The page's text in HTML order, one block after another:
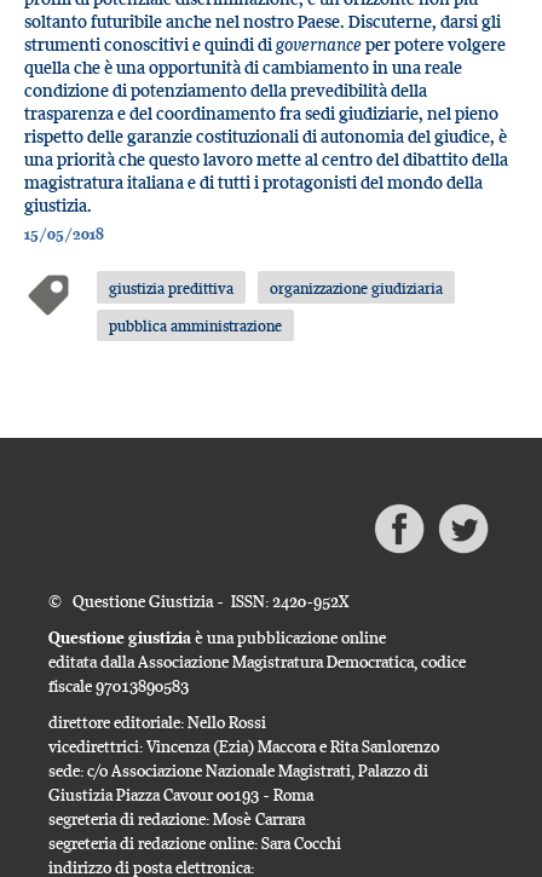
soltanto futuribile anche nel nostro Paese. Discuterne, darsi gli
strumenti conoscitivi e quindi digovernanceper potere volgere
quella che è una opportunità di cambiamento in una reale
condizione di potenziamento della prevedibilità della
trasparenza e del coordinamento fra sedi giudiziarie, nel pieno
rispetto delle garanzie costituzionali di autonomia del giudice, è
una priorità che questo lavoro mette al centro del dibattito della
magistratura italiana e di tutti i protagonisti del mondo della
giustizia.
15/05/2018
giustizia predittiva
organizzazione giudiziaria
pubblica amministrazione
© Questione Giustizia - ISSN: 2420-952X
Questione giustiziaè una pubblicazione online
editata dalla Associazione Magistratura Democratica, codice
fiscale 97013890583
direttore editoriale: Nello Rossi
vicedirettrici: Vincenza (Ezia) Maccora e Rita Sanlorenzo
sede: c/o Associazione Nazionale Magistrati, Palazzo di
Giustizia Piazza Cavour 00193 - Roma
segreteria di redazione: Mosè Carrara
segreteria di redazione online: Sara Cocchi
indirizzo di posta elettronica: